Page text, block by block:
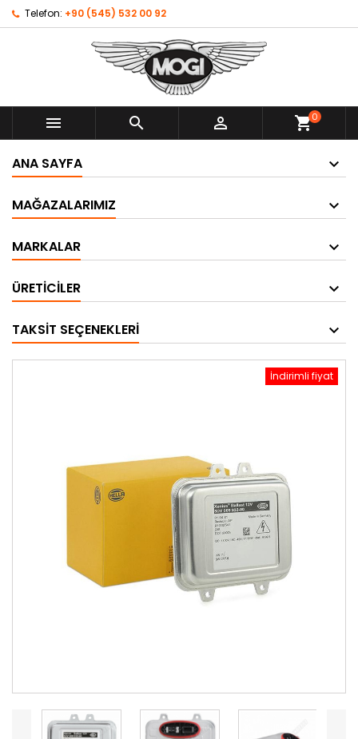
Telefon: +90 (545) 532 00 92
   shopping_cart0
ANA SAYFA
MAĞAZALARIMIZ
MARKALAR
ÜRETICILER
TAKSIT SEÇENEKLERI
İndirimli fiyat